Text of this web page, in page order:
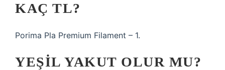
KAÇ TL?
Porima Pla Premium Filament – 1.
YEŞIL YAKUT OLUR MU?